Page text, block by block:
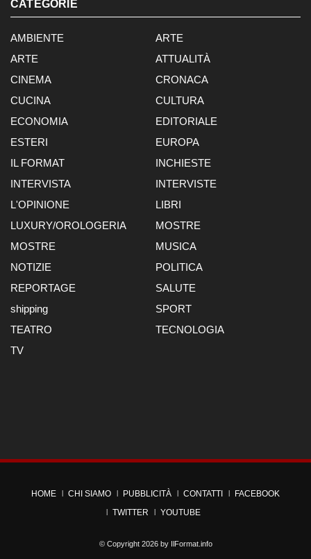
CATEGORIE
AMBIENTE
ARTE
ARTE
ATTUALITÀ
CINEMA
CRONACA
CUCINA
CULTURA
ECONOMIA
EDITORIALE
ESTERI
EUROPA
IL FORMAT
INCHIESTE
INTERVISTA
INTERVISTE
L'OPINIONE
LIBRI
LUXURY/OROLOGERIA
MOSTRE
MOSTRE
MUSICA
NOTIZIE
POLITICA
REPORTAGE
SALUTE
shipping
SPORT
TEATRO
TECNOLOGIA
TV
HOME CHI SIAMO PUBBLICITÀ CONTATTI
FACEBOOK
TWITTER
YOUTUBE
© Copyright 2026 by IlFormat.info